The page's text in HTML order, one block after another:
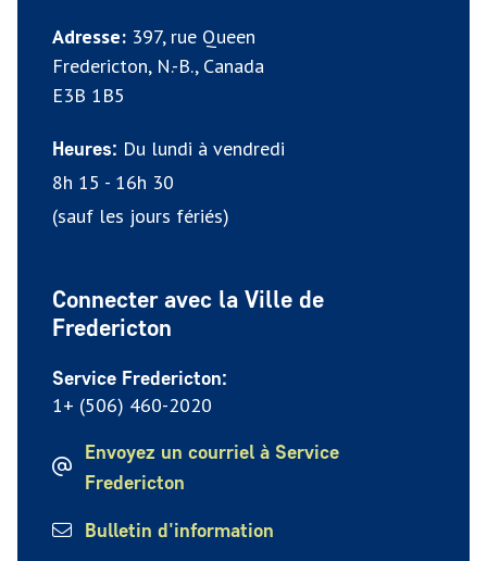
Adresse: 397, rue Queen
Fredericton, N.-B., Canada
E3B 1B5
Heures: Du lundi à vendredi
8h 15 - 16h 30
(sauf les jours fériés)
Connecter avec la Ville de
Fredericton
Service Fredericton:
1+ (506) 460-2020
Envoyez un courriel à Service
Fredericton
Bulletin d'information